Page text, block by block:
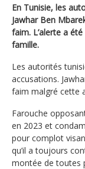
En Tunisie, les
Jawhar Ben
faim. L’alerte a
famille.
Les autorités
accusations.
faim malgré cette
Farouche
en 2023 et
pour complot
qu’il a toujours
montée de toutes